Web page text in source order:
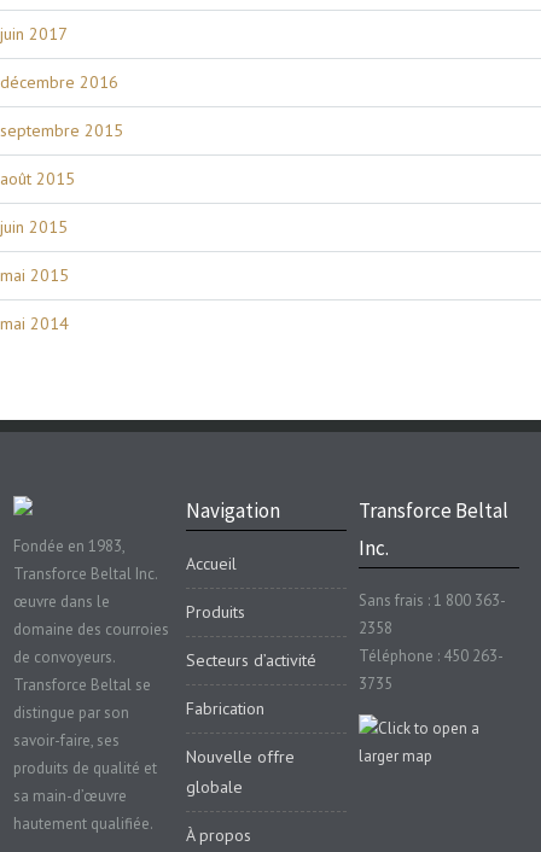
juin 2017
décembre 2016
septembre 2015
août 2015
juin 2015
mai 2015
mai 2014
Fondée en 1983,
Transforce Beltal Inc.
œuvre dans le
domaine des courroies
de convoyeurs.
Transforce Beltal se
distingue par son
savoir-faire, ses
produits de qualité et
sa main-d’œuvre
hautement qualifiée.
Navigation
Accueil
Produits
Secteurs d’activité
Fabrication
Nouvelle offre
globale
À propos
Transforce Beltal
Inc.
Sans frais : 1 800 363-
2358
Téléphone : 450 263-
3735